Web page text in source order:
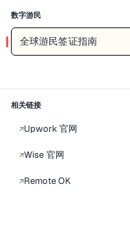
别只看签证名，重点
停留期限能不能满足你
一个更稳的做法
如果你是第一次尝试远程旅居
数字游民
全球游民签证指南
相关链接
↗Upwork 官网
↗Wise 官网
↗Remote OK